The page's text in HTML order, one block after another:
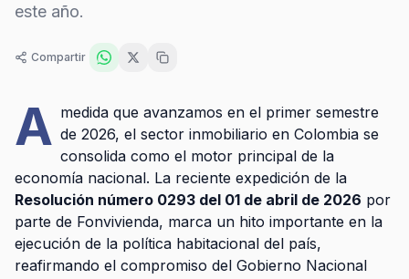
este año.
Compartir
A medida que avanzamos en el primer semestre
de 2026, el sector inmobiliario en Colombia se
consolida como el motor principal de la
economía nacional. La reciente expedición de la
Resolución número 0293 del 01 de abril de 2026 por
parte de Fonvivienda, marca un hito importante en la
ejecución de la política habitacional del país,
reafirmando el compromiso del Gobierno Nacional